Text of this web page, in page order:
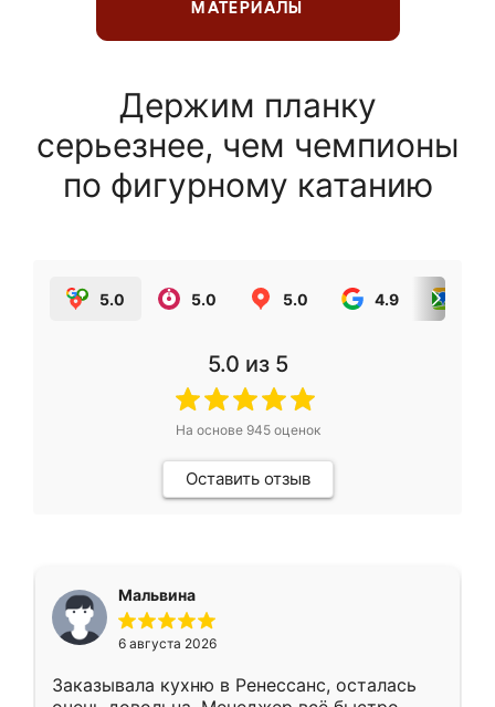
МАТЕРИАЛЫ
Держим планку
серьезнее, чем чемпионы
по фигурному катанию
5.0 5.0 5.0 4.9
5.0 из 5
На основе 945оценок
Оставить отзыв
Мальвина
6 августа 2026
Заказывала кухню в Ренессанс, осталась